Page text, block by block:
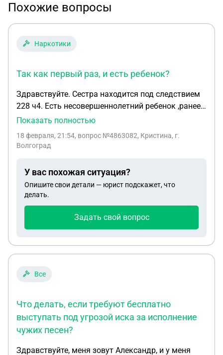
Похожие вопросы
Наркотики
Так как первый раз, и есть ребенок?
Здравствуйте. Сестра находится под следствием
228 ч4. Есть несовершеннолетний ребенок ,ранее
не было судимостей ,приводом ,нигде не стояла
ее молодым человеком .но сразу не говорила о
статье от 10 лет ,могут ли дать меньше ?так как
первый раз ,и есть ребенок ?
Показать полностью
18 февраля, 21:54, вопрос №4863082, Кристина, г.
Волгоград
У вас похожая ситуация?
Опишите свои детали — юрист подскажет, что
делать.
Задать свой вопрос
Все
Что делать, если требуют бесплатно
выступать под угрозой иска за исполнение
чужих песен?
Здравствуйте, меня зовут Александр, и у меня